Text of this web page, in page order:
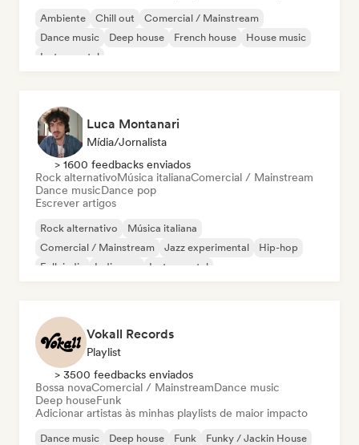
Ambiente Chill out
Comercial / Mainstream
Dance music
Deep house French house
House music
Instrumental
Luca Montanari
Mídia/Jornalista
> 1600 feedbacks enviados
Rock alternativoMúsica italianaComercial / Mainstream
Dance musicDance pop
Escrever artigos
Rock alternativo
Música italiana
Comercial / Mainstream
Jazz experimental
Hip-hop
Folk indie
Indie pop Instrumental
Vokall Records
Playlist
> 3500 feedbacks enviados
Bossa novaComercial / MainstreamDance music
Deep houseFunk
Adicionar artistas às minhas playlists de maior impacto
Dance music Deep house Funk
Funky / Jackin House